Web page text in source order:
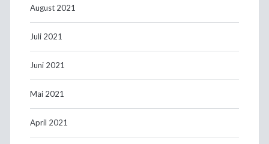
August 2021
Juli 2021
Juni 2021
Mai 2021
April 2021